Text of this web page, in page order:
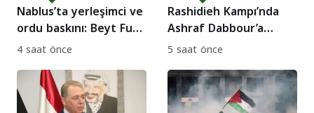
Nablus’ta yerleşimci ve
ordu baskını: Beyt Furik
halkı direnişte!
4 saat önce
Rashidieh Kampı’nda
Ashraf Dabbour’a
destek eylemi: Abbas’a
5 saat önce